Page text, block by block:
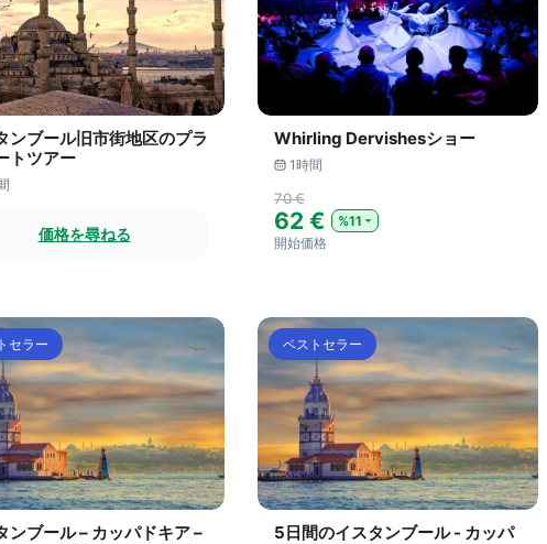
ンブール旧市街地区のプラ
トツアー
価格を尋ねる
Whirling Dervishesショー
1時間
70 €
62 €
%11
開始価格
セラー
ンブール – カッパドキア –
ベストセラー
5日間のイスタンブール - カッパ